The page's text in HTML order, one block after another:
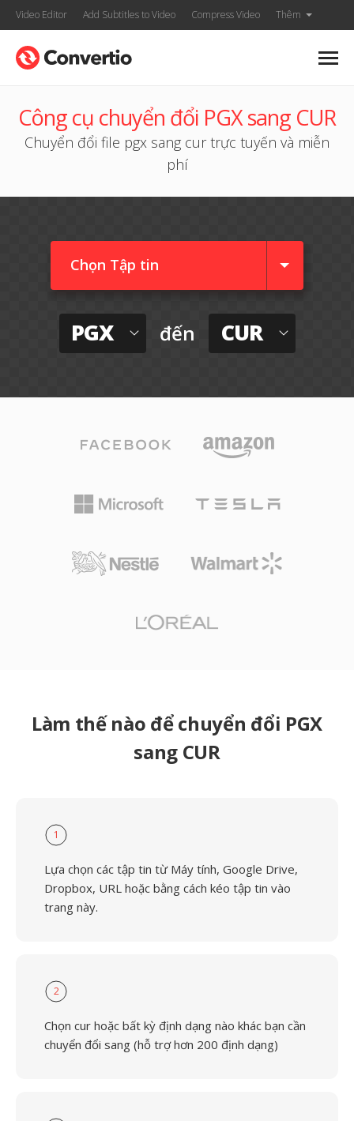
Video Editor Add Subtitles to Video Compress Video Thêm
Công cụ chuyển đổi PGX sang CUR
Chuyển đổi file pgx sang cur trực tuyến và miễn
phí
Chọn Tập tin
PGX đến CUR
Làm thế nào để chuyển đổi PGX
sang CUR
1
Lựa chọn các tập tin từ Máy tính, Google Drive,
Dropbox, URL hoặc bằng cách kéo tập tin vào
trang này.
2
Chọn cur hoặc bất kỳ định dạng nào khác bạn cần
chuyển đổi sang (hỗ trợ hơn 200 định dạng)